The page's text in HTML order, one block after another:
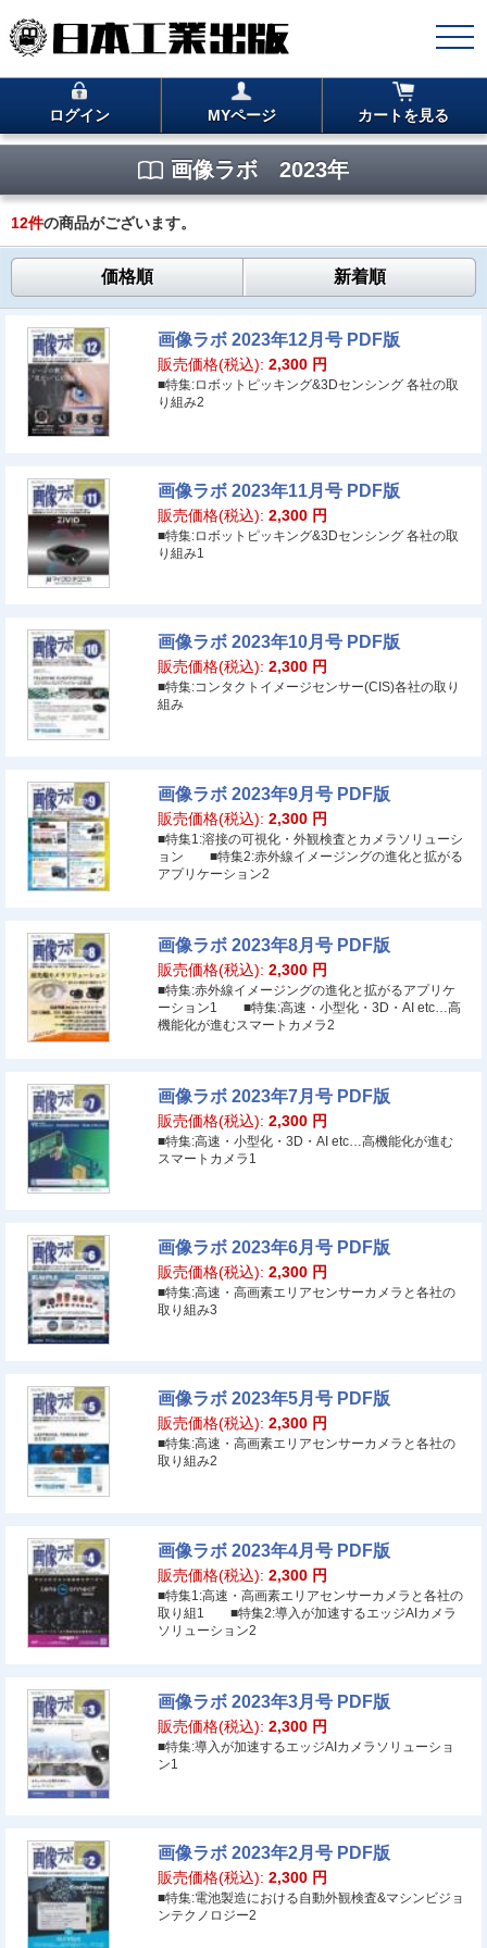
ログイン MYページ カートを見る
画像ラボ 2023年
12件の商品がございます。
価格順 新着順
画像ラボ 2023年12月号 PDF版
販売価格(税込): 2,300 円
■特集:ロボットピッキング&3Dセンシング 各社の取
り組み2
画像ラボ 2023年11月号 PDF版
販売価格(税込): 2,300 円
■特集:ロボットピッキング&3Dセンシング 各社の取
り組み1
画像ラボ 2023年10月号 PDF版
販売価格(税込): 2,300 円
■特集:コンタクトイメージセンサー(CIS)各社の取り
組み
画像ラボ 2023年9月号 PDF版
販売価格(税込): 2,300 円
■特集1:溶接の可視化・外観検査とカメラソリューシ
ョン ■特集2:赤外線イメージングの進化と拡がる
アプリケーション2
画像ラボ 2023年8月号 PDF版
販売価格(税込): 2,300 円
■特集:赤外線イメージングの進化と拡がるアプリケ
ーション1 ■特集:高速・小型化・3D・AI etc…高
機能化が進むスマートカメラ2
画像ラボ 2023年7月号 PDF版
販売価格(税込): 2,300 円
■特集:高速・小型化・3D・AI etc…高機能化が進む
スマートカメラ1
画像ラボ 2023年6月号 PDF版
販売価格(税込): 2,300 円
■特集:高速・高画素エリアセンサーカメラと各社の
取り組み3
画像ラボ 2023年5月号 PDF版
販売価格(税込): 2,300 円
■特集:高速・高画素エリアセンサーカメラと各社の
取り組み2
画像ラボ 2023年4月号 PDF版
販売価格(税込): 2,300 円
■特集1:高速・高画素エリアセンサーカメラと各社の
取り組1 ■特集2:導入が加速するエッジAIカメラ
ソリューション2
画像ラボ 2023年3月号 PDF版
販売価格(税込): 2,300 円
■特集:導入が加速するエッジAIカメラソリューショ
ン1
画像ラボ 2023年2月号 PDF版
販売価格(税込): 2,300 円
■特集:電池製造における自動外観検査&マシンビジョ
ンテクノロジー2